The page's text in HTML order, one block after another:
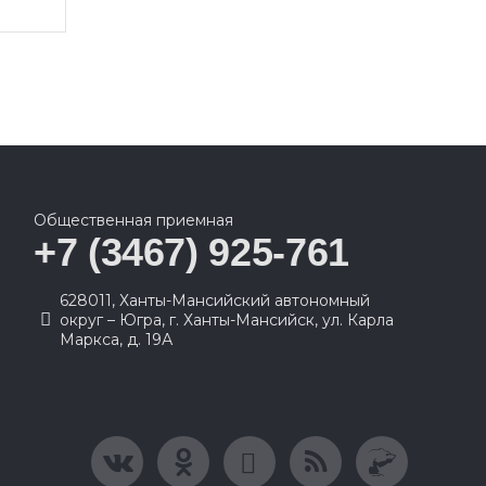
Общественная приемная
+7 (3467) 925-761
628011, Ханты-Мансийский автономный
округ – Югра, г. Ханты-Мансийск, ул. Карла
Маркса, д. 19А